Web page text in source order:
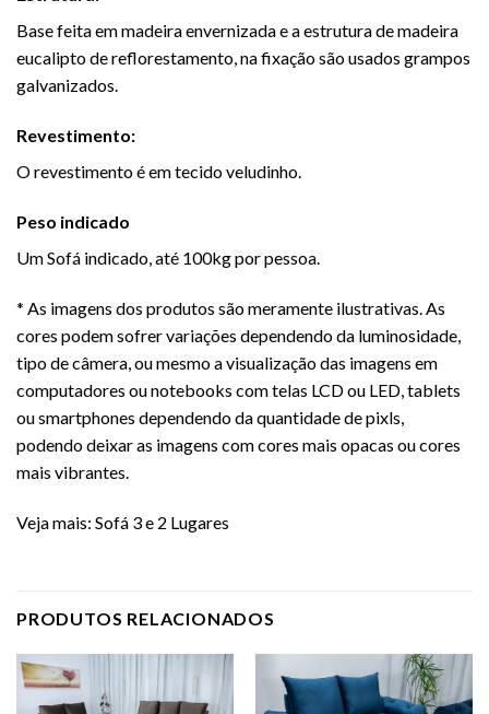
Base feita em madeira envernizada e a estrutura de madeira
eucalipto de reflorestamento, na fixação são usados grampos
galvanizados.
Revestimento:
O revestimento é em tecido veludinho.
Peso indicado
UmSofá indicado, até 100kg por pessoa.
* As imagens dos produtos são meramente ilustrativas. As
cores podem sofrer variações dependendo da luminosidade,
tipo de câmera, ou mesmo a visualização das imagens em
computadores ou notebooks com telas LCD ou LED, tablets
ou smartphones dependendo da quantidade de pixls,
podendo deixar as imagens com cores mais opacas ou cores
mais vibrantes.
Veja mais: Sofá 3 e 2 Lugares
PRODUTOS RELACIONADOS